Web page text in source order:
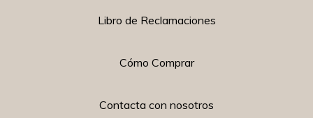
Libro de Reclamaciones
Cómo Comprar
Contacta con nosotros